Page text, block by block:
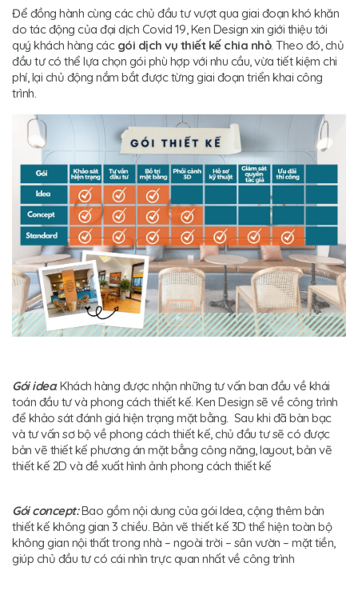
Để đồng hành cùng các chủ đầu tư vượt qua giai đoạn khó khăn
do tác động của đại dịch Covid 19, Ken Design xin giới thiệu tới
quý khách hàng các gói dịch vụ thiết kế chia nhỏ. Theo đó, chủ
đầu tư có thể lựa chọn gói phù hợp với nhu cầu, vừa tiết kiệm chi
phí, lại chủ động nắm bắt được từng giai đoạn triển khai công
trình.
Gói idea: Khách hàng được nhận những tư vấn ban đầu về khái
toán đầu tư và phong cách thiết kế. Ken Design sẽ về công trình
để khảo sát đánh giá hiện trạng mặt bằng. Sau khi đã bàn bạc
và tư vấn sơ bộ về phong cách thiết kế, chủ đầu tư sẽ có được
bản vẽ thiết kế phương án mặt bẳng công năng, layout, bản vẽ
thiết kế 2D và đề xuất hình ảnh phong cách thiết kế
Gói concept:Bao gồm nội dung của gói Idea, cộng thêm bản
thiết kế không gian 3 chiều. Bản vẽ thiết kế 3D thể hiện toàn bộ
không gian nội thất trong nhà – ngoài trời – sân vườn – mặt tiền,
giúp chủ đầu tư có cái nhìn trực quan nhất về công trình